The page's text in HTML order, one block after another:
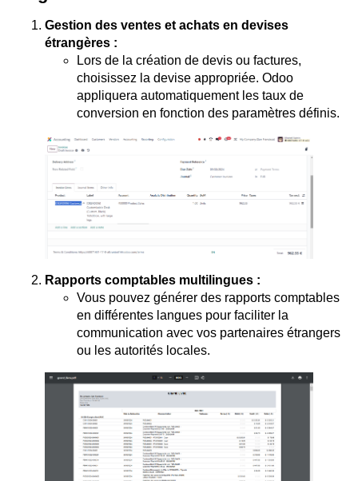
Gestion des ventes et achats en devises
étrangères :
Lors de la création de devis ou factures,
choisissez la devise appropriée. Odoo
appliquera automatiquement les taux de
conversion en fonction des paramètres définis.
Rapports comptables multilingues :
Vous pouvez générer des rapports comptables
en différentes langues pour faciliter la
communication avec vos partenaires étrangers
ou les autorités locales.